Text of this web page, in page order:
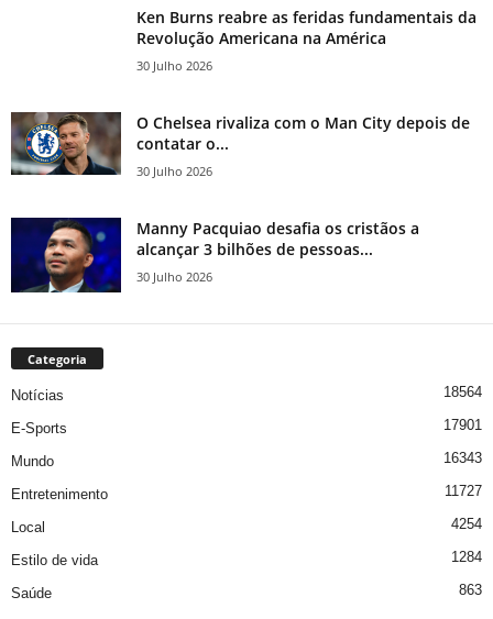
Ken Burns reabre as feridas fundamentais da
Revolução Americana na América
30 Julho 2026
O Chelsea rivaliza com o Man City depois de
contatar o...
30 Julho 2026
Manny Pacquiao desafia os cristãos a
alcançar 3 bilhões de pessoas...
30 Julho 2026
Categoria
Notícias 18564
E-Sports 17901
Mundo 16343
Entretenimento 11727
Local 4254
Estilo de vida 1284
Saúde 863